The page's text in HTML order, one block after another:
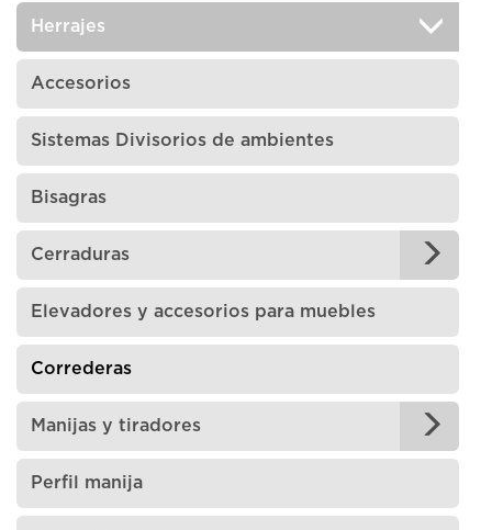
Herrajes
Accesorios
Sistemas Divisorios de ambientes
Bisagras
Cerraduras
Elevadores y accesorios para muebles
Correderas
Manijas y tiradores
Perfil manija